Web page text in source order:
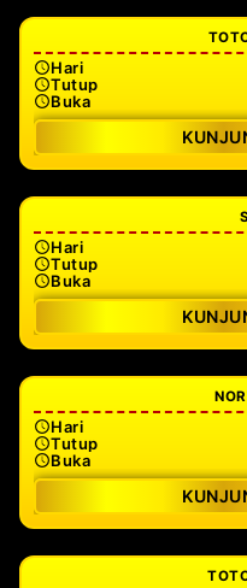
Hari
Tutup
Buka
Hari
Tutup
Buka
Hari
Tutup
Buka